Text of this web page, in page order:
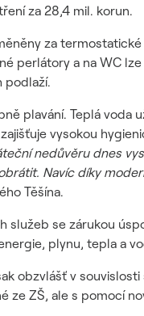
za 28,4 mil. korun.
za
perlátory a na WC
podlaží.
plavání. Teplá
vysokou
nedůvěru dnes
Navíc díky
Těšína.
služeb se zárukou
plynu, tepla a
obzvlášť v
ze ZŠ, ale s pomocí